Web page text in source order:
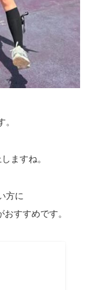
ますね。
方に
すすめです。